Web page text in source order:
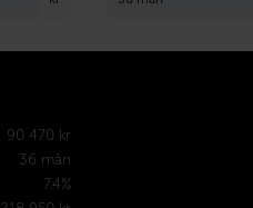
90 470 kr
36 mån
7.4%